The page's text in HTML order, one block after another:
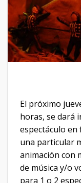
El próximo
horas, se dará
espectáculo en
una particular
animación con
de música y/o
para 1 o 2